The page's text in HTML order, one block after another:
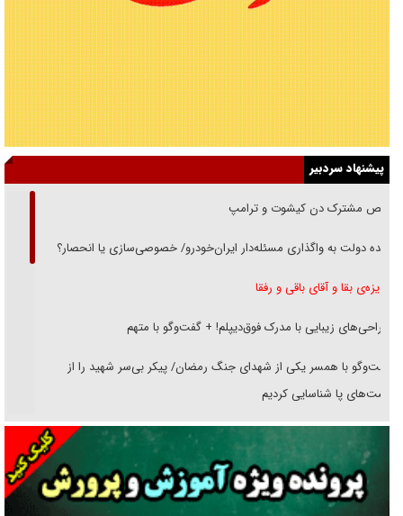
پیشنهاد سردبیر
رقص مشترک دن کیشوت و ترامپ
دنده دولت به واگذاری مسئله‌دار ایران‌خودرو/ خصوصی‌سازی یا انحصار؟
غریزه‌ی بقا و آقای باقی و رفقا
جراحی‌های زیبایی با مدرک فوق‌دیپلم! + گفت‌وگو با متهم
گفت‌وگو با همسر یکی از شهدای جنگ رمضان/ پیکر بی‌سر شهید را از
انگشت‌های پا شناسایی کردیم
نسلی که آنلاین الگو می‌گیرد
گفت‌وگو با آیت‌الله جاودان/ جفای مخالفان مکانت معنوی رهبر شهید را
ارتقا می‌داد